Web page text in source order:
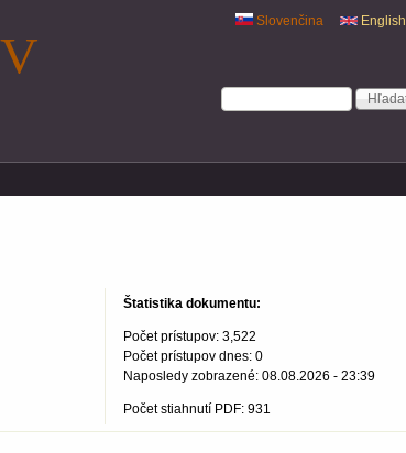
English
Slovenčina
Vyhľadávanie
Hľadať
Štatistika dokumentu:
Počet prístupov: 3,522
Počet prístupov dnes: 0
Naposledy zobrazené: 08.08.2026 - 23:39
Počet stiahnutí PDF: 931